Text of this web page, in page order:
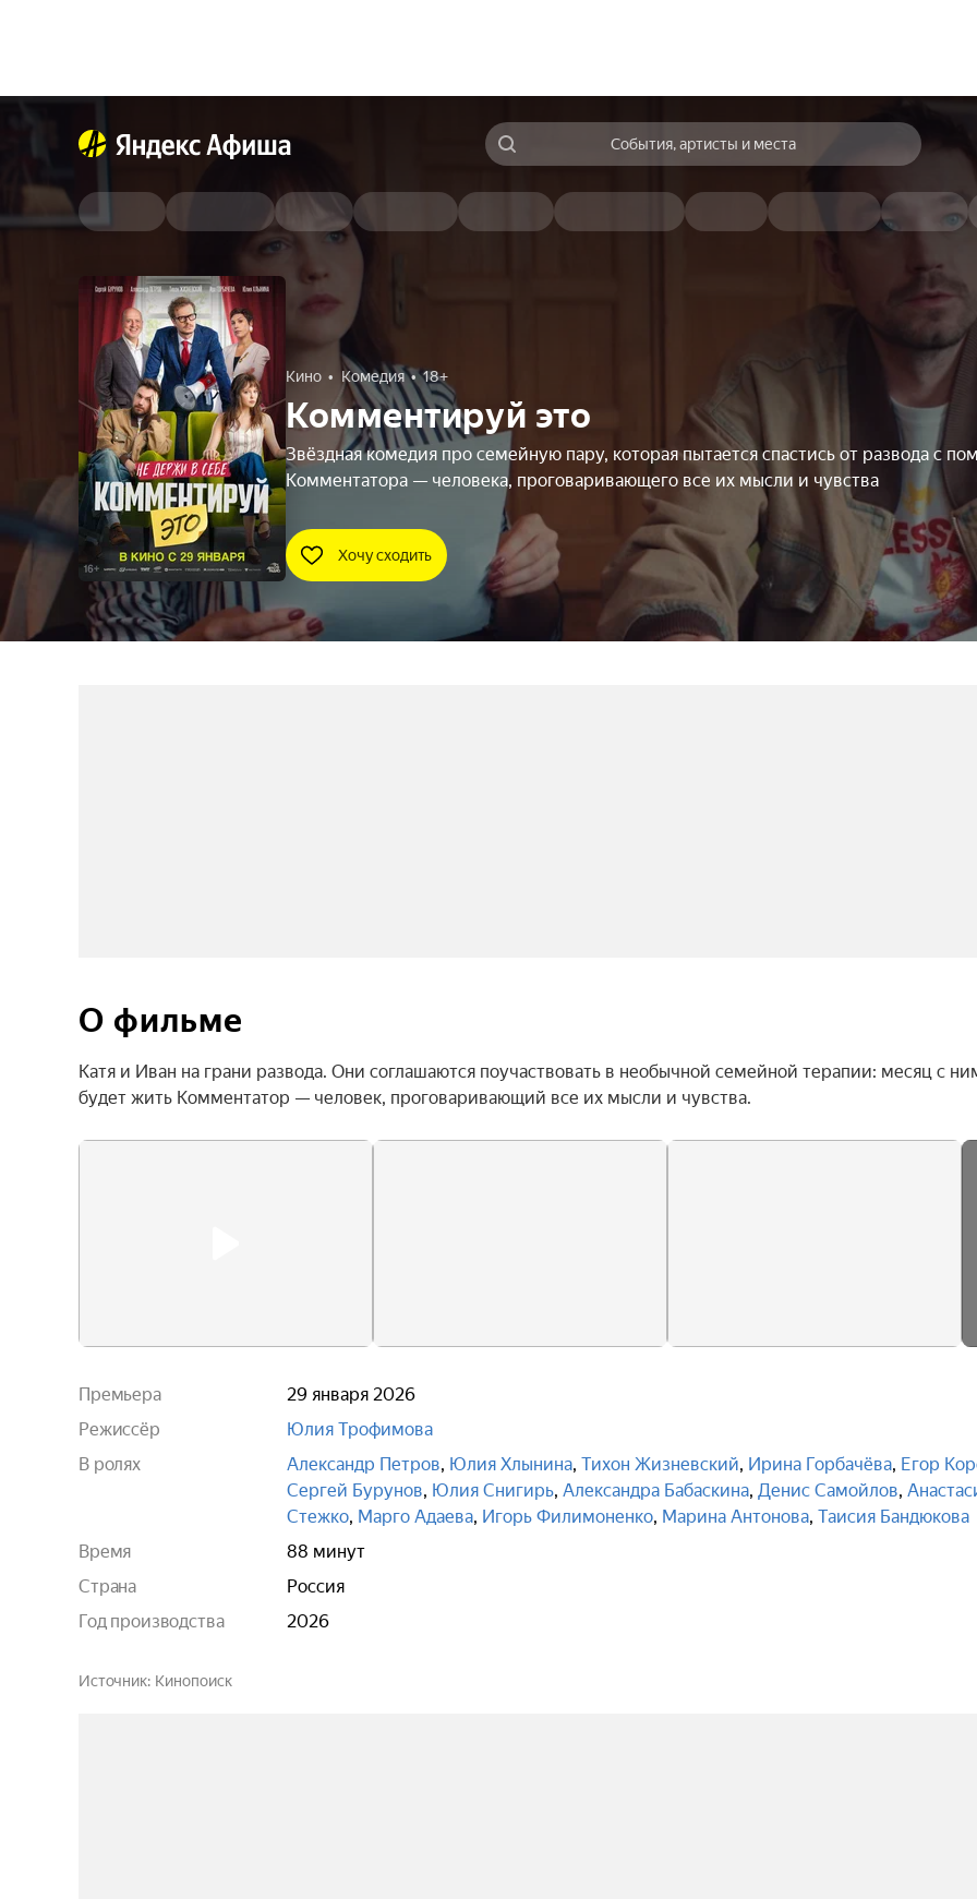
События, артисты и места
Кино Комедия 18+
Комментируй это
Звёздная комедия про семейную пару, которая пытается спастись от развода с
Комментатора — человека, проговаривающего все их мысли и чувства
Хочу сходить
О фильме
Катя и Иван на грани развода. Они соглашаются поучаствовать в необычной семейной терапии: месяц с
будет жить Комментатор — человек, проговаривающий все их мысли и чувства.
Премьера
29 января 2026
Режиссёр
Юлия Трофимова
В ролях
Александр Петров, Юлия Хлынина, Тихон Жизневский, Ирина Горбачёва, Егор
Сергей Бурунов, Юлия Снигирь, Александра Бабаскина, Денис Самойлов,
Стежко, Марго Адаева, Игорь Филимоненко, Марина Антонова, Таисия Бандюкова
Время
88 минут
Страна
Россия
Год производства
2026
Источник Кинопоиск